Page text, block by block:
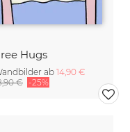
Hugs
ab14,90 €
€ -25%